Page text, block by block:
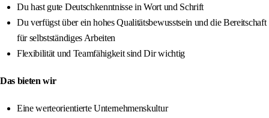
Du hast gute Deutschkenntnisse in Wort und Schrift
Du verfügst über ein hohes Qualitätsbewusstsein und die Bereitschaft
für selbstständiges Arbeiten
Flexibilität und Teamfähigkeit sind Dir wichtig
Das bieten wir
Eine werteorientierte Unternehmenskultur